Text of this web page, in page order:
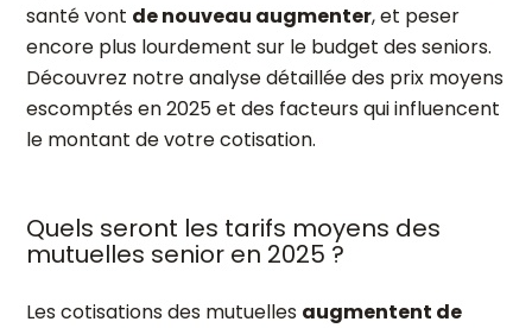
santé vont de nouveau augmenter, et peser
encore plus lourdement sur le budget des seniors.
Découvrez notre analyse détaillée des prix moyens
escomptés en 2025 et des facteurs qui influencent
le montant de votre cotisation.
Quels seront les tarifs moyens des
mutuelles senior en 2025 ?
Les cotisations des mutuelles augmentent de